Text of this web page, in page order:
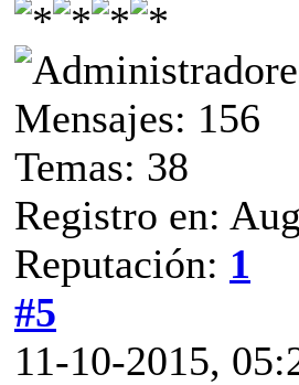
Mensajes: 156
Temas: 38
Registro en:
Reputación: 1
#5
11-10-2015,